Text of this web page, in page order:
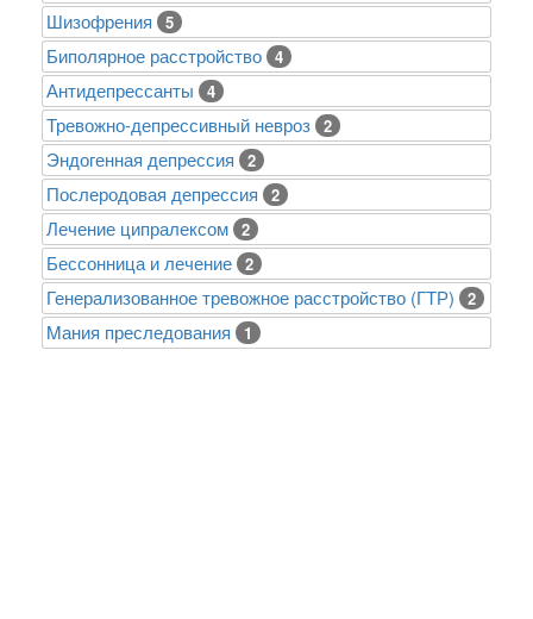
Шизофрения 5
Биполярное расстройство 4
Антидепрессанты 4
Тревожно-депрессивный невроз 2
Эндогенная депрессия 2
Послеродовая депрессия 2
Лечение ципралексом 2
Бессонница и лечение 2
Генерализованное тревожное расстройство (ГТР) 2
Mания преследования 1